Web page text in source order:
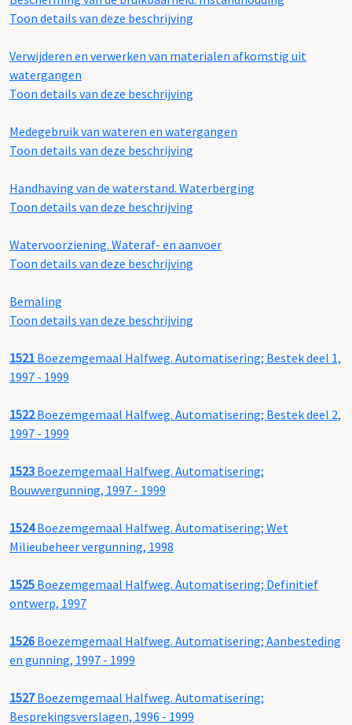
Toon details van deze beschrijving
Verwijderen en verwerken van materialen afkomstig uit
watergangen
Toon details van deze beschrijving
Medegebruik van wateren en watergangen
Toon details van deze beschrijving
Handhaving van de waterstand. Waterberging
Toon details van deze beschrijving
Watervoorziening. Wateraf- en aanvoer
Toon details van deze beschrijving
Bemaling
Toon details van deze beschrijving
1521 Boezemgemaal Halfweg. Automatisering; Bestek deel 1,
1997 - 1999
1522Boezemgemaal Halfweg. Automatisering; Bestek deel 2,
1997 - 1999
1523 Boezemgemaal Halfweg. Automatisering;
Bouwvergunning, 1997 - 1999
1524Boezemgemaal Halfweg. Automatisering; Wet
Milieubeheer vergunning, 1998
1525 Boezemgemaal Halfweg. Automatisering; Definitief
ontwerp, 1997
1526 Boezemgemaal Halfweg. Automatisering; Aanbesteding
en gunning, 1997 - 1999
1527Boezemgemaal Halfweg. Automatisering;
Besprekingsverslagen, 1996 - 1999